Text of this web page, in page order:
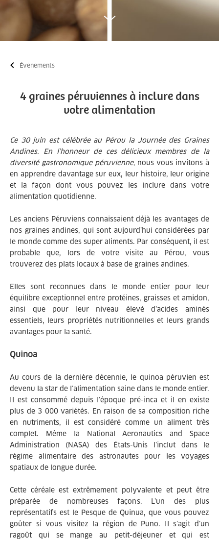
Événements
4 graines péruviennes à inclure dans
votre alimentation
Ce 30 juin est célébrée au Pérou la Journée des Graines
Andines. En l’honneur de ces délicieux membres de la
diversité gastronomique péruvienne, nous vous invitons à
en apprendre davantage sur eux, leur histoire, leur origine
et la façon dont vous pouvez les inclure dans votre
alimentation quotidienne.
Les anciens Péruviens connaissaient déjà les avantages de
nos graines andines, qui sont aujourd’hui considérées par
le monde comme des super aliments. Par conséquent, il est
probable que, lors de votre visite au Pérou, vous
trouverez des plats locaux à base de graines andines.
Elles sont reconnues dans le monde entier pour leur
équilibre exceptionnel entre protéines, graisses et amidon,
ainsi que pour leur niveau élevé d’acides aminés
essentiels, leurs propriétés nutritionnelles et leurs grands
avantages pour la santé.
Quinoa
Au cours de la dernière décennie, le quinoa péruvien est
devenu la star de l’alimentation saine dans le monde entier.
Il est consommé depuis l’époque pré-inca et il en existe
plus de 3 000 variétés. En raison de sa composition riche
en nutriments, il est considéré comme un aliment très
complet. Même la National Aeronautics and Space
Administration (NASA) des États-Unis l’inclut dans le
régime alimentaire des astronautes pour les voyages
spatiaux de longue durée.
Cette céréale est extrêmement polyvalente et peut être
préparée de nombreuses façons. L’un des plus
représentatifs est le Pesque de Quinua, que vous pouvez
goûter si vous visitez la région de Puno. Il s’agit d’un
ragoût qui se mange au petit-déjeuner et qui est